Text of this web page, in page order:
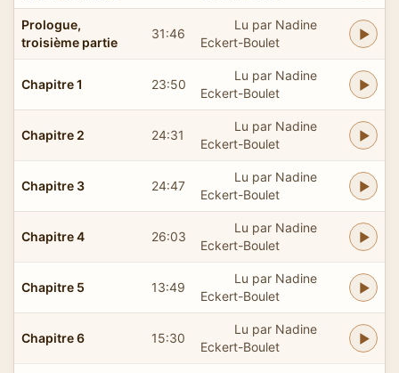
Prologue,
troisième partie
31:46
Lu par Nadine
Eckert-Boulet
Chapitre 1 23:50
Lu par Nadine
Eckert-Boulet
Chapitre 2 24:31
Lu par Nadine
Eckert-Boulet
Chapitre 3 24:47
Lu par Nadine
Eckert-Boulet
Chapitre 4 26:03
Lu par Nadine
Eckert-Boulet
Chapitre 5 13:49
Lu par Nadine
Eckert-Boulet
Chapitre 6 15:30
Lu par Nadine
Eckert-Boulet